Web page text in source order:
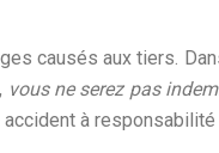
causés aux tiers.
vous ne serez pas
à responsabilité